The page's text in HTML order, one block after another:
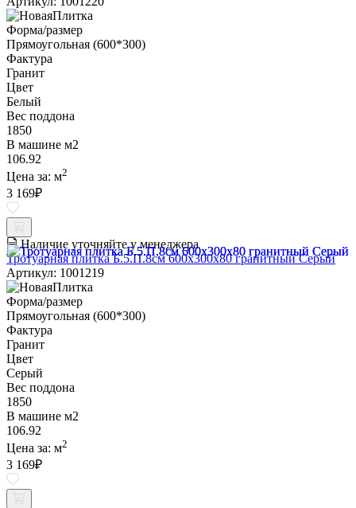
Форма/размер
Прямоугольная (600*300)
Фактура
Гранит
Цвет
Белый
Вес поддона
1850
В машине м2
106.92
Цена за: м2
3 169₽
Наличие уточняйте у менеджера
Тротуарная плитка Б.5.П.8см 600х300х80 гранитный Серый
Артикул: 1001219
Форма/размер
Прямоугольная (600*300)
Фактура
Гранит
Цвет
Серый
Вес поддона
1850
В машине м2
106.92
Цена за: м2
3 169₽